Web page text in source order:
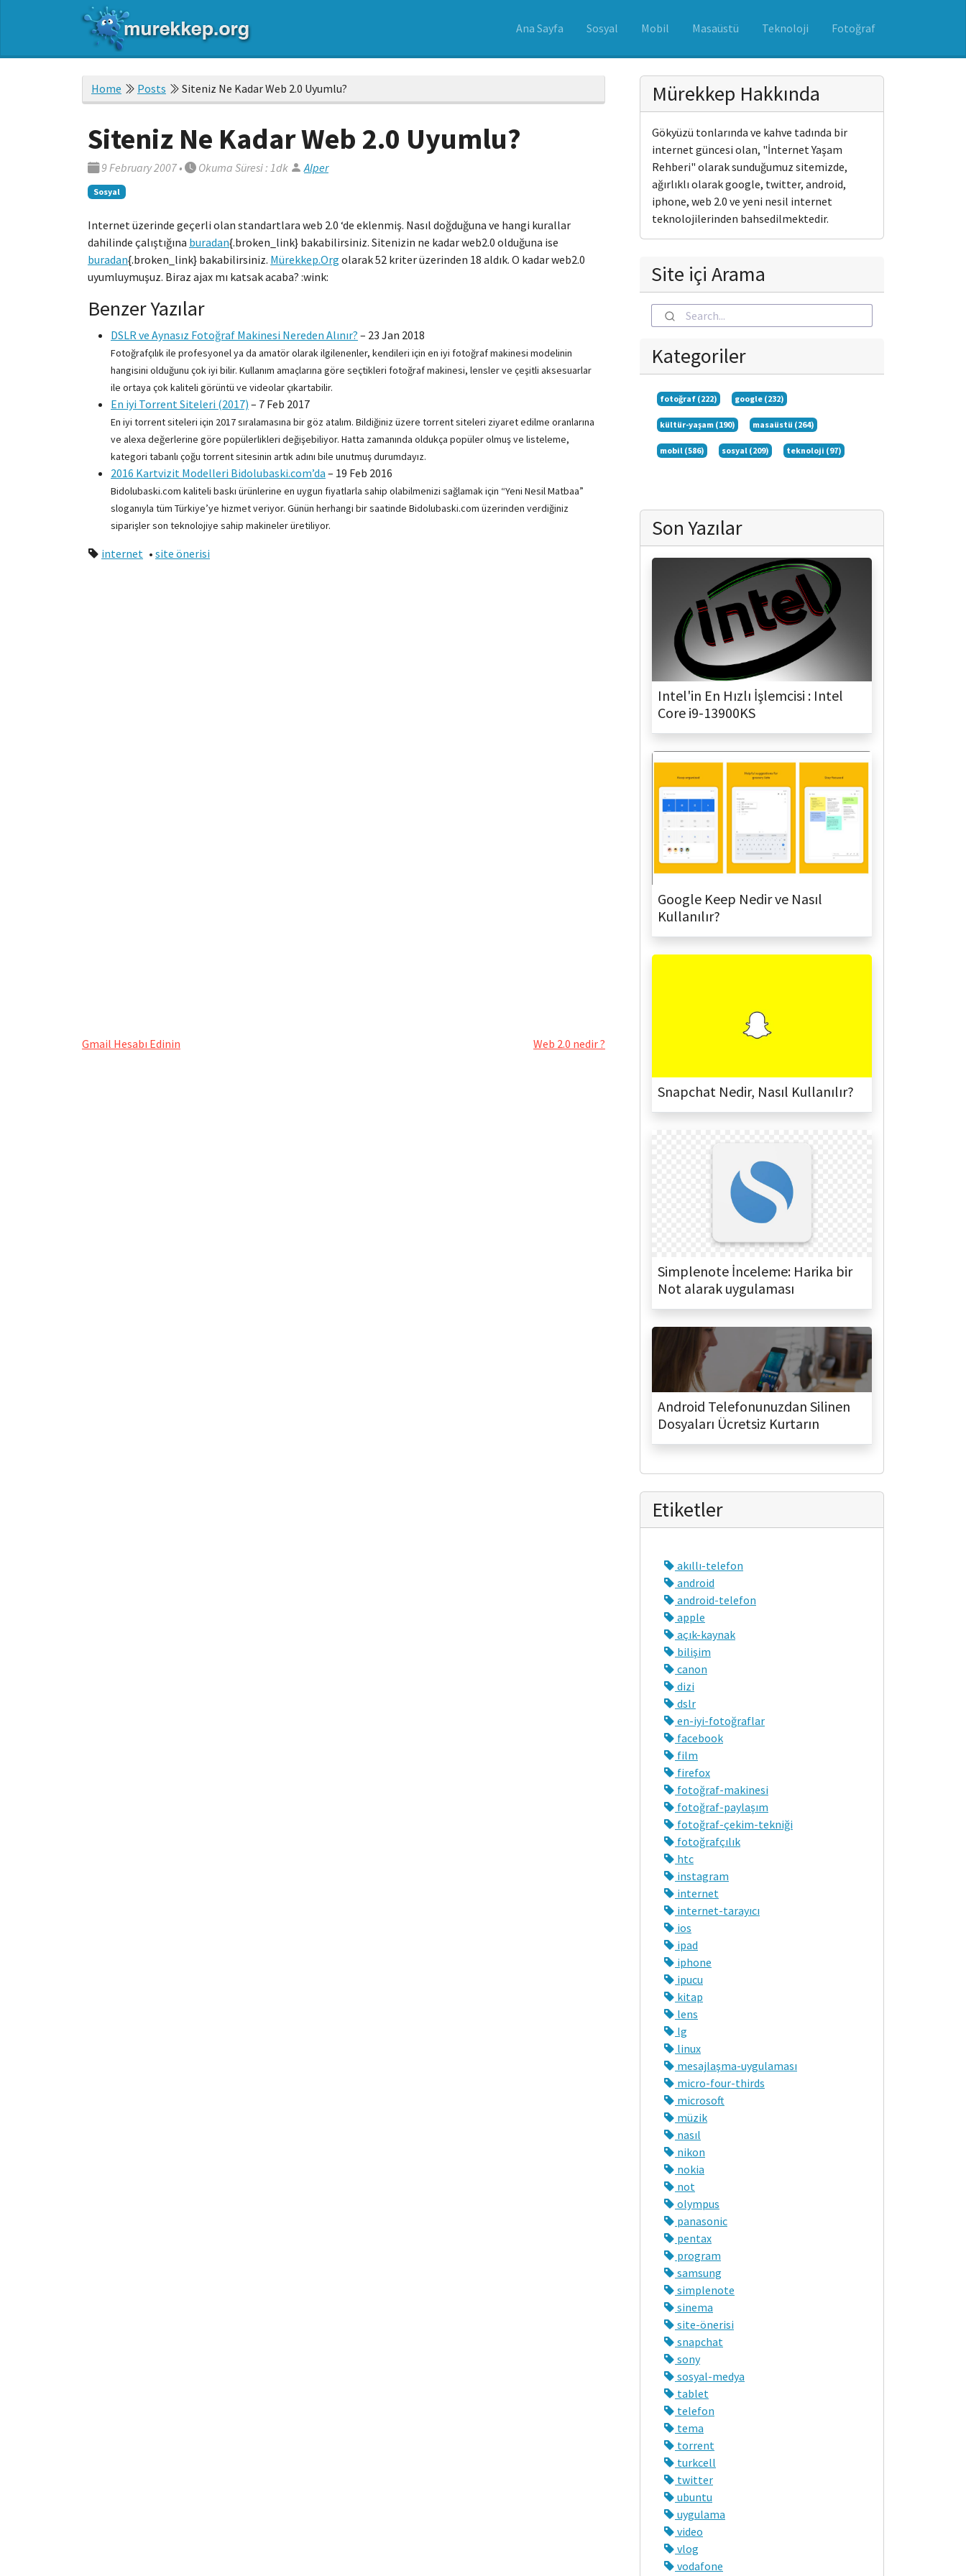
Ana Sayfa Sosyal Mobil Masaüstü Teknoloji Fotoğraf
Home Posts Siteniz Ne Kadar Web 2.0 Uyumlu?
Siteniz Ne Kadar Web 2.0 Uyumlu?
9 February 2007• Okuma Süresi : 1dk Alper
Sosyal
Internet üzerinde geçerli olan standartlara web 2.0 ‘de eklenmiş. Nasıl doğduğuna ve hangi kurallar
dahilinde çalıştığına buradan{.broken_link} bakabilirsiniz. Sitenizin ne kadar web2.0 olduğuna ise
buradan{.broken_link} bakabilirsiniz. Mürekkep.Org olarak 52 kriter üzerinden 18 aldık. O kadar web2.0
uyumluymuşuz. Biraz ajax mı katsak acaba? :wink:
Benzer Yazılar
DSLR ve Aynasız Fotoğraf Makinesi Nereden Alınır? – 23 Jan 2018
Fotoğrafçılık ile profesyonel ya da amatör olarak ilgilenenler, kendileri için en iyi fotoğraf makinesi modelinin
hangisini olduğunu çok iyi bilir. Kullanım amaçlarına göre seçtikleri fotoğraf makinesi, lensler ve çeşitli aksesuarlar
ile ortaya çok kaliteli görüntü ve videolar çıkartabilir.
En iyi Torrent Siteleri (2017) – 7 Feb 2017
En iyi torrent siteleri için 2017 sıralamasına bir göz atalım. Bildiğiniz üzere torrent siteleri ziyaret edilme oranlarına
ve alexa değerlerine göre popülerlikleri değişebiliyor. Hatta zamanında oldukça popüler olmuş ve listeleme,
kategori tabanlı çoğu torrent sitesinin artık adını bile unutmuş durumdayız.
2016 Kartvizit Modelleri Bidolubaski.com’da – 19 Feb 2016
Bidolubaski.com kaliteli baskı ürünlerine en uygun fiyatlarla sahip olabilmenizi sağlamak için “Yeni Nesil Matbaa”
sloganıyla tüm Türkiye’ye hizmet veriyor. Günün herhangi bir saatinde Bidolubaski.com üzerinden verdiğiniz
siparişler son teknolojiye sahip makineler üretiliyor.
internet • site önerisi
Gmail Hesabı Edinin Web 2.0 nedir ?
Mürekkep Hakkında
Gökyüzü tonlarında ve kahve tadında bir
internet güncesi olan, "İnternet Yaşam
Rehberi" olarak sunduğumuz sitemizde,
ağırlıklı olarak google, twitter, android,
iphone, web 2.0 ve yeni nesil internet
teknolojilerinden bahsedilmektedir.
Site içi Arama
Kategoriler
fotoğraf (222) google (232)
kültür-yaşam (190) masaüstü (264)
mobil (586) sosyal (209) teknoloji (97)
Son Yazılar
Intel'in En Hızlı İşlemcisi : Intel
Core i9-13900KS
Google Keep Nedir ve Nasıl
Kullanılır?
Snapchat Nedir, Nasıl Kullanılır?
Simplenote İnceleme: Harika bir
Not alarak uygulaması
Android Telefonunuzdan Silinen
Dosyaları Ücretsiz Kurtarın
Etiketler
akıllı-telefon
android
android-telefon
apple
açık-kaynak
bilişim
canon
dizi
dslr
en-iyi-fotoğraflar
facebook
film
firefox
fotoğraf-makinesi
fotoğraf-paylaşım
fotoğraf-çekim-tekniği
fotoğrafçılık
htc
instagram
internet
internet-tarayıcı
ios
ipad
iphone
ipucu
kitap
lens
lg
linux
mesajlaşma-uygulaması
micro-four-thirds
microsoft
müzik
nasıl
nikon
nokia
not
olympus
panasonic
pentax
program
samsung
simplenote
sinema
site-önerisi
snapchat
sony
sosyal-medya
tablet
telefon
tema
torrent
turkcell
twitter
ubuntu
uygulama
video
vlog
vodafone